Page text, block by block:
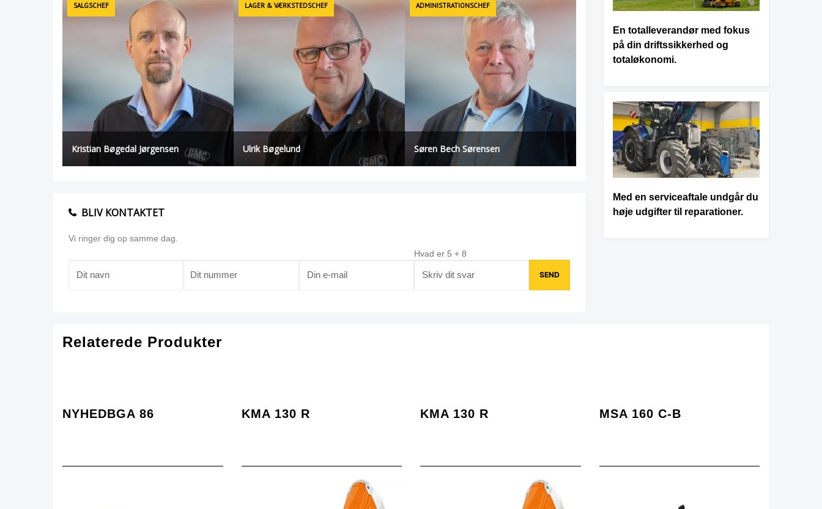
SALGSCHEF
Kristian Bøgedal Jørgensen
LAGER & VÆRKSTEDSCHEF
Ulrik Bøgelund
ADMINISTRATIONSCHEF
Søren Bech Sørensen
BLIV KONTAKTET
Vi ringer dig op samme dag.
Hvad er 5 +8
En totalleverandør med fokus
på din driftssikkerhed og
totaløkonomi.
Med en serviceaftale undgår du
høje udgifter til reparationer.
Relaterede Produkter
NYHEDBGA 86 KMA 130 R KMA 130 R MSA 160 C-B